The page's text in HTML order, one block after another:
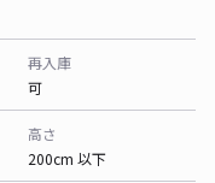
再入庫
可
高さ
200cm 以下